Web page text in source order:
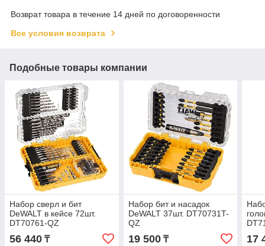
Возврат товара в течение 14 дней по договоренности
Все условия возврата
Подобные товары компании
Набор сверл и бит
DeWALT в кейсе 72шт.
DT70761-QZ
56 440 ₸
Набор бит и насадок
DeWALT 37шт. DT70731T-
QZ
19 500₸ 17